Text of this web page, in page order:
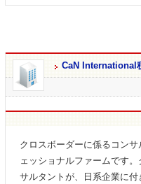
CaN International
クロスボーダーに係るコン
ェッショナルファームです
サルタントが、日系企業に